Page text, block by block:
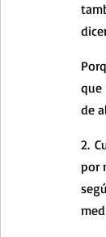
que
de
2.
por